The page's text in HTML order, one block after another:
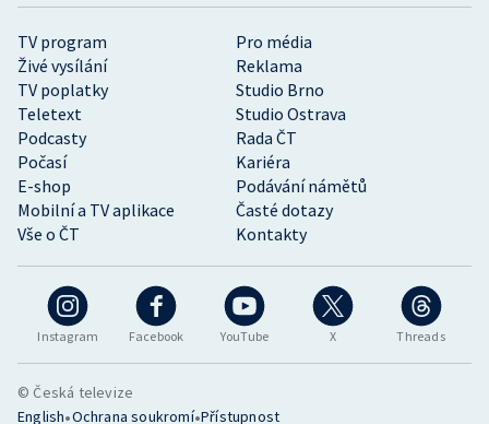
Instagram Facebook YouTube X Threads
TV program
Pro média
Živé vysílání
Reklama
TV poplatky
Studio Brno
Teletext
Studio Ostrava
Podcasty
Rada ČT
Počasí
Kariéra
E-shop
Podávání námětů
Mobilní a TV aplikace
Časté dotazy
Vše o ČT
Kontakty
© Česká televize
English•Ochrana soukromí•Přístupnost